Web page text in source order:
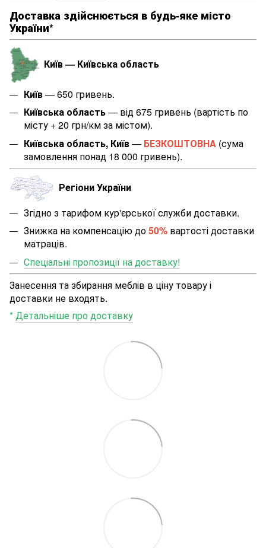
Доставка здійснюється в будь-яке місто
України*
Київ — Київська область
Київ— 650 гривень.
Київська область— від 675 гривень (вартість по
місту + 20 грн/км за містом).
Київська область, Київ— БЕЗКОШТОВНА (сума
замовлення понад 18 000 гривень).
Регіони України
Згідно з тарифом кур'єрської служби доставки.
Знижка на компенсацію до50% вартості доставки
матраців.
Спеціальні пропозиції на доставку!
Занесення та збирання меблів в ціну товару і
доставки не входять.
*Детальніше про доставку